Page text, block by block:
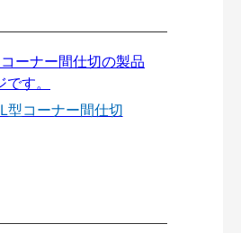
L型コーナー間仕切